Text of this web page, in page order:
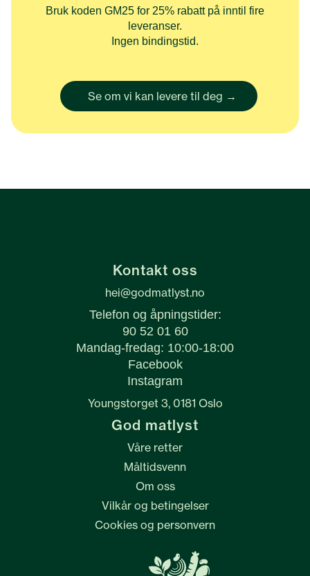
Bruk koden GM25 for 25% rabatt på inntil fire
leveranser.
Ingen bindingstid.
Se om vi kan levere til deg →
Kontakt oss
hei@godmatlyst.no
Telefon og åpningstider:
90 52 01 60
Mandag-fredag: 10:00-18:00
Facebook
Instagram
Youngstorget 3, 0181 Oslo
God matlyst
Våre retter
Måltidsvenn
Om oss
Vilkår og betingelser
Cookies og personvern